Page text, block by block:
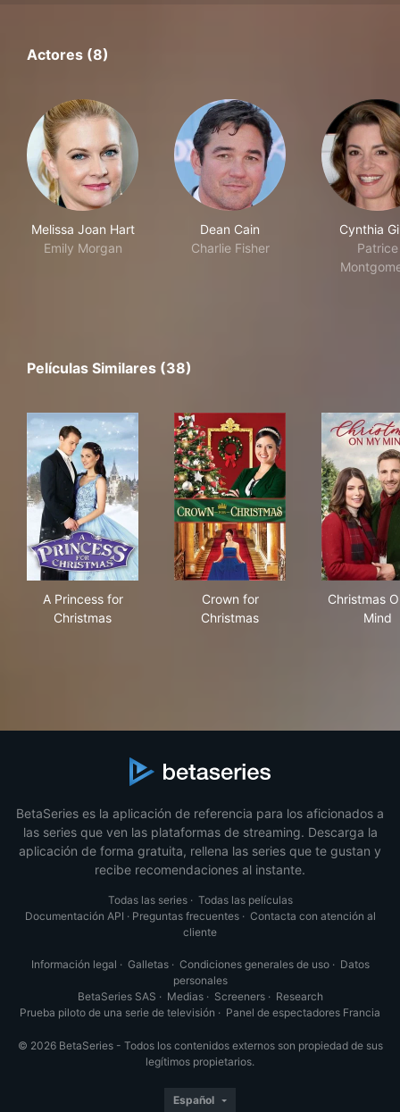
Actores (8)
Melissa Joan Hart
Emily Morgan
Dean Cain
Charlie Fisher
Cynthia
Patrice
Películas Similares (38)
A Princess for
Christmas
Crown for
Christmas
Christmas
Mind
BetaSeries es la aplicación de referencia para los aficionados a
las series que ven las plataformas de streaming. Descarga la
aplicación de forma gratuita, rellena las series que te gustan y
recibe recomendaciones al instante.
Todas las series· Todas las películas
Documentación API · Preguntas frecuentes· Contacta con atención al
cliente
Información legal · Galletas· Condiciones generales de uso· Datos
personales
BetaSeries SAS · Medias· Screeners· Research
Prueba piloto de una serie de televisión · Panel de espectadores Francia
© 2026 BetaSeries - Todos los contenidos externos son propiedad de sus
legítimos propietarios.
Español